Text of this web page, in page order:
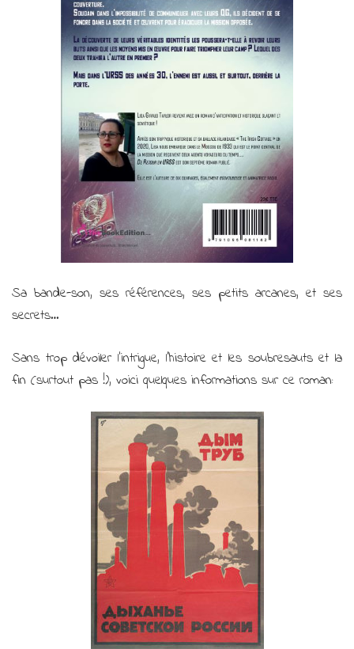
Sa bande-son, ses références, ses petits arcanes, et ses
secrets…
Sans trop dévoiler l’intrigue, l’histoire et les soubresauts et la
fin (surtout pas !), voici quelques informations sur ce roman: